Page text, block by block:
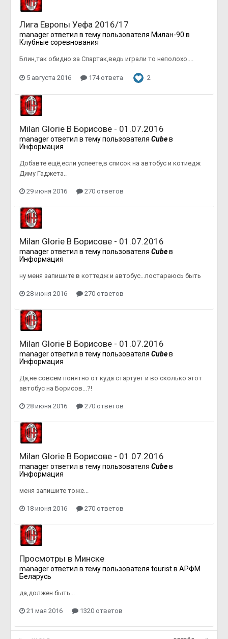
Лига Европы Уефа 2016/17
managerответил в тему пользователя Милан-90 в
Клубные соревнования
Блин,так обидно за Спартак,ведь играли то неполохо....
5 августа 2016 174 ответа 2
Milan Glorie В Борисове - 01.07.2016
managerответил в тему пользователя Cubeв
Информация
Добавте ещё,если успеете,в список на автобус и котиедж
Диму Гаджета..
29 июня 2016 270 ответов
Milan Glorie В Борисове - 01.07.2016
managerответил в тему пользователя Cubeв
Информация
ну меня запишите в коттедж и автобус...постараюсь быть
28 июня 2016 270 ответов
Milan Glorie В Борисове - 01.07.2016
managerответил в тему пользователя Cubeв
Информация
Да,не совсем понятно от куда стартует и во сколько этот
автобус на Борисов...?!
28 июня 2016 270 ответов
Milan Glorie В Борисове - 01.07.2016
managerответил в тему пользователя Cubeв
Информация
меня запишите тоже...
18 июня 2016 270 ответов
Просмотры в Минске
managerответил в тему пользователя touristв АРФМ
Беларусь
да,должен быть...
21 мая 2016 1320 ответов